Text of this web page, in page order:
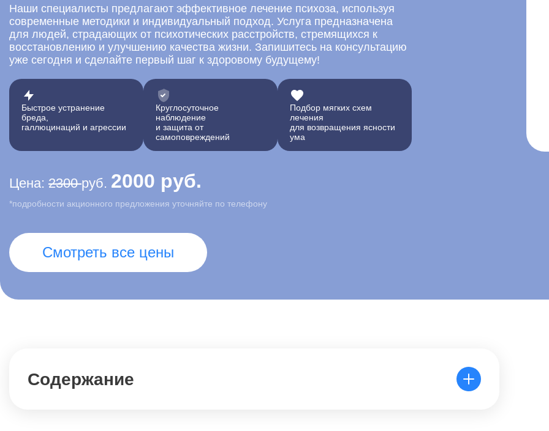
Наши специалисты предлагают эффективное лечение психоза, используя
современные методики и индивидуальный подход. Услуга предназначена
для людей, страдающих от психотических расстройств, стремящихся к
восстановлению и улучшению качества жизни. Запишитесь на консультацию
уже сегодня и сделайте первый шаг к здоровому будущему!
Быстрое устранение
бреда,
галлюцинаций и агрессии
Круглосуточное
наблюдение
и защита от
самоповреждений
Подбор мягких схем
лечения
для возвращения ясности
ума
Цена: 2300руб. 2000 руб.
*подробности акционного предложения уточняйте по телефону
Смотреть все цены
Содержание